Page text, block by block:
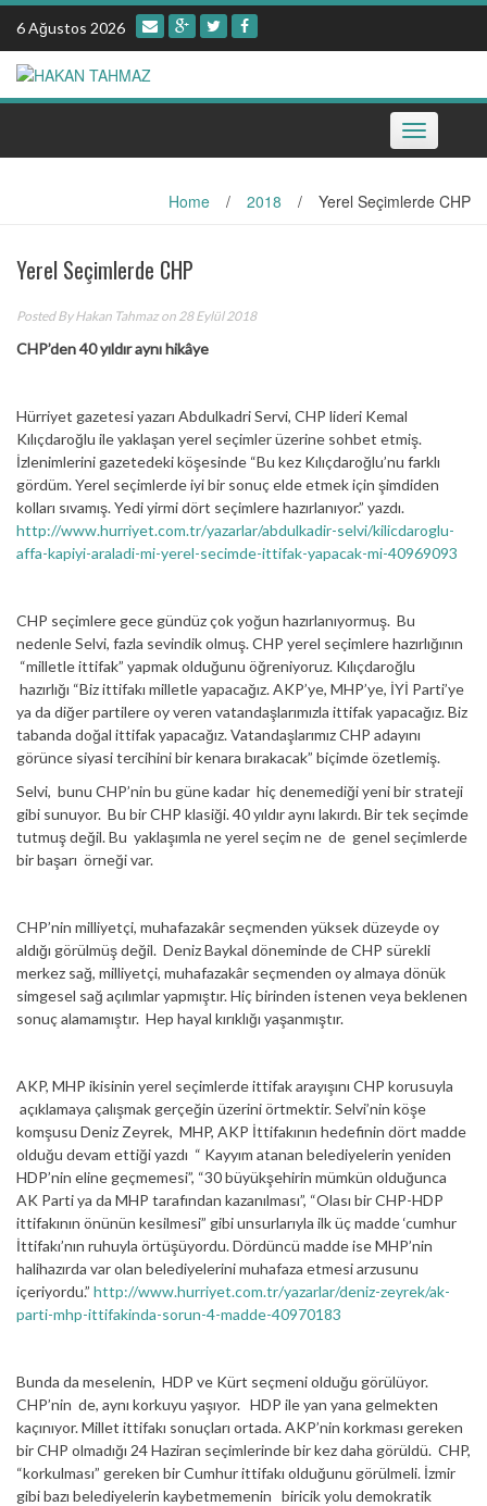
Skip
content
6 Ağustos 2026
Toggle
navigation
Home / 2018 / Yerel Seçimlerde CHP
Yerel Seçimlerde CHP
Posted ByHakan Tahmazon 28 Eylül 2018
CHP’den 40 yıldır aynı hikâye
Hürriyet gazetesi yazarı Abdulkadri Servi, CHP lideri Kemal
Kılıçdaroğlu ile yaklaşan yerel seçimler üzerine sohbet etmiş.
İzlenimlerini gazetedeki köşesinde “Bu kez Kılıçdaroğlu’nu farklı
gördüm. Yerel seçimlerde iyi bir sonuç elde etmek için şimdiden
kolları sıvamış. Yedi yirmi dört seçimlere hazırlanıyor.” yazdı.
http://www.hurriyet.com.tr/yazarlar/abdulkadir-selvi/kilicdaroglu-
affa-kapiyi-araladi-mi-yerel-secimde-ittifak-yapacak-mi-40969093
CHP seçimlere gece gündüz çok yoğun hazırlanıyormuş. Bu
nedenle Selvi, fazla sevindik olmuş. CHP yerel seçimlere hazırlığının
“milletle ittifak” yapmak olduğunu öğreniyoruz. Kılıçdaroğlu
hazırlığı “Biz ittifakı milletle yapacağız. AKP’ye, MHP’ye, İYİ Parti’ye
ya da diğer partilere oy veren vatandaşlarımızla ittifak yapacağız. Biz
tabanda doğal ittifak yapacağız. Vatandaşlarımız CHP adayını
görünce siyasi tercihini bir kenara bırakacak” biçimde özetlemiş.
Selvi, bunu CHP’nin bu güne kadar hiç denemediği yeni bir strateji
gibi sunuyor. Bu bir CHP klasiği. 40 yıldır aynı lakırdı. Bir tek seçimde
tutmuş değil. Bu yaklaşımla ne yerel seçim ne de genel seçimlerde
bir başarı örneği var.
CHP’nin milliyetçi, muhafazakâr seçmenden yüksek düzeyde oy
aldığı görülmüş değil. Deniz Baykal döneminde de CHP sürekli
merkez sağ, milliyetçi, muhafazakâr seçmenden oy almaya dönük
simgesel sağ açılımlar yapmıştır. Hiç birinden istenen veya beklenen
sonuç alamamıştır. Hep hayal kırıklığı yaşanmıştır.
AKP, MHP ikisinin yerel seçimlerde ittifak arayışını CHP korusuyla
açıklamaya çalışmak gerçeğin üzerini örtmektir. Selvi’nin köşe
komşusu Deniz Zeyrek, MHP, AKP İttifakının hedefinin dört madde
olduğu devam ettiği yazdı “ Kayyım atanan belediyelerin yeniden
HDP’nin eline geçmemesi”, “30 büyükşehirin mümkün olduğunca
AK Parti ya da MHP tarafından kazanılması”, “Olası bir CHP-HDP
ittifakının önünün kesilmesi” gibi unsurlarıyla ilk üç madde ‘cumhur
İttifakı’nın ruhuyla örtüşüyordu. Dördüncü madde ise MHP’nin
halihazırda var olan belediyelerini muhafaza etmesi arzusunu
içeriyordu.” http://www.hurriyet.com.tr/yazarlar/deniz-zeyrek/ak-
parti-mhp-ittifakinda-sorun-4-madde-40970183
Bunda da meselenin, HDP ve Kürt seçmeni olduğu görülüyor.
CHP’nin de, aynı korkuyu yaşıyor. HDP ile yan yana gelmekten
kaçınıyor. Millet ittifakı sonuçları ortada. AKP’nin korkması gereken
bir CHP olmadığı 24 Haziran seçimlerinde bir kez daha görüldü. CHP,
“korkulması” gereken bir Cumhur ittifakı olduğunu görülmeli. İzmir
gibi bazı belediyelerin kaybetmemenin biricik yolu demokratik